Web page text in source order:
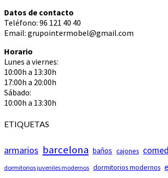
Datos de contacto
Teléfono: 96 121 40 40
Email: grupointermobel@gmail.com
Horario
Lunes a viernes:
10:00h a 13:30h
17:00h a 20:00h
Sábado:
10:00h a 13:30h
ETIQUETAS
armarios barcelona baños cajones
dormitorios juveniles modernos dormitorios modernos